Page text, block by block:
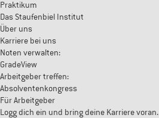
Praktikum
Das Staufenbiel Institut
Über uns
Karriere bei uns
Noten verwalten:
GradeView
Arbeitgeber treffen:
Absolventenkongress
Für Arbeitgeber
Logg dich ein und bring deine Karriere voran.